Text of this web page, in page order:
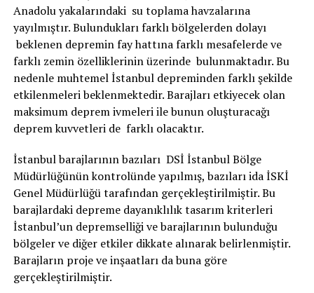
Anadolu yakalarındaki su toplama havzalarına
yayılmıştır. Bulundukları farklı bölgelerden dolayı
beklenen depremin fay hattına farklı mesafelerde ve
farklı zemin özelliklerinin üzerinde bulunmaktadır. Bu
nedenle muhtemel İstanbul depreminden farklı şekilde
etkilenmeleri beklenmektedir. Barajları etkiyecek olan
maksimum deprem ivmeleri ile bunun oluşturacağı
deprem kuvvetleri de farklı olacaktır.
İstanbul barajlarının bazıları DSİ İstanbul Bölge
Müdürlüğünün kontrolünde yapılmış, bazıları ida İSKİ
Genel Müdürlüğü tarafından gerçekleştirilmiştir. Bu
barajlardaki depreme dayanıklılık tasarım kriterleri
İstanbul’un depremselliği ve barajlarının bulunduğu
bölgeler ve diğer etkiler dikkate alınarak belirlenmiştir.
Barajların proje ve inşaatları da buna göre
gerçekleştirilmiştir.